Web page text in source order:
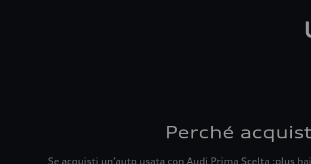
Perché
Se acquisti un’auto usata con Audi Prima Scelta :plus